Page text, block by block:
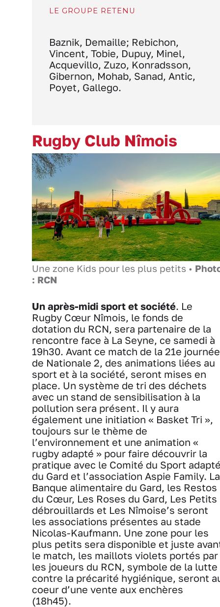
LE GROUPE RETENU
Baznik, Demaille; Rebichon,
Vincent, Tobie, Dupuy, Minel,
Acquevillo, Zuzo, Konradsson,
Gibernon, Mohab, Sanad, Antic,
Poyet, Gallego.
Rugby Club Nîmois
Une zone Kids pour les plus petits •
: RCN
Un après-midi sport et société. Le
Rugby Cœur Nîmois, le fonds de
dotation du RCN, sera partenaire de la
rencontre face à La Seyne, ce samedi à
19h30. Avant ce match de la 21e journée
de Nationale 2, des animations liées au
sport et à la société, seront mises en
place. Un système de tri des déchets
avec un stand de sensibilisation à la
pollution sera présent. Il y aura
également une initiation « Basket Tri »,
toujours sur le thème de
l’environnement et une animation «
rugby adapté » pour faire découvrir la
pratique avec le Comité du Sport
du Gard et l’association Aspie Family. La
Banque alimentaire du Gard, les Restos
du Cœur, Les Roses du Gard, Les Petits
débrouillards et Les Nîmoise’s seront
les associations présentes au stade
Nicolas-Kaufmann. Une zone pour les
plus petits sera disponible et juste
le match, les maillots violets portés par
les joueurs du RCN, symbole de la lutte
contre la précarité hygiénique, seront
coeur d’une vente aux enchères
(18h45).